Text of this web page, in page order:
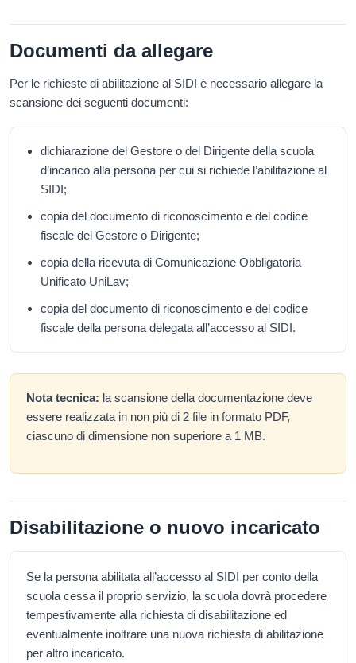
Documenti da allegare
Per le richieste di abilitazione al SIDI è necessario allegare la
scansione dei seguenti documenti:
dichiarazione del Gestore o del Dirigente della scuola
d’incarico alla persona per cui si richiede l’abilitazione al
SIDI;
copia del documento di riconoscimento e del codice
fiscale del Gestore o Dirigente;
copia della ricevuta di Comunicazione Obbligatoria
Unificato UniLav;
copia del documento di riconoscimento e del codice
fiscale della persona delegata all’accesso al SIDI.
Nota tecnica: la scansione della documentazione deve
essere realizzata in non più di 2 file in formato PDF,
ciascuno di dimensione non superiore a 1 MB.
Disabilitazione o nuovo incaricato
Se la persona abilitata all’accesso al SIDI per conto della
scuola cessa il proprio servizio, la scuola dovrà procedere
tempestivamente alla richiesta di disabilitazione ed
eventualmente inoltrare una nuova richiesta di abilitazione
per altro incaricato.